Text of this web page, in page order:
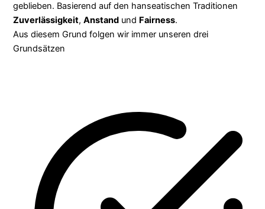
geblieben. Basierend auf den hanseatischen Traditionen
Zuverlässigkeit, Anstandund Fairness.
Aus diesem Grund folgen wir immer unseren drei
Grundsätzen